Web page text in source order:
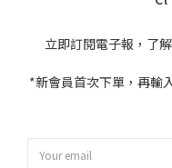
立即訂閱電子報，了
*新會員首次下單，再輸